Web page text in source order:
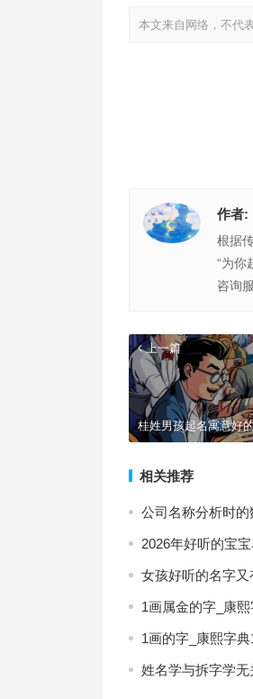
本文来自网络，不代
作者:
根据
“为你
咨询
上一篇
桂姓男孩起名寓意好
相关推荐
公司名称分析时
2026年好听的宝
女孩好听的名字又
1画属金的字_康
1画的字_康熙字
姓名学与拆字学无